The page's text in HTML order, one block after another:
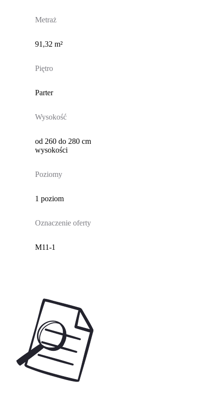
Metraż
91,32 m²
Piętro
Parter
Wysokość
od 260 do 280 cm
wysokości
Poziomy
1 poziom
Oznaczenie oferty
M11-1